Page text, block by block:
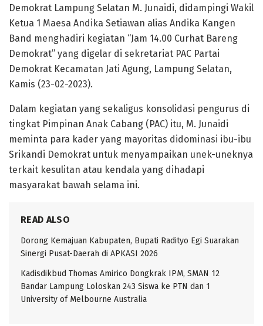
Demokrat Lampung Selatan M. Junaidi, didampingi Wakil
Ketua 1 Maesa Andika Setiawan alias Andika Kangen
Band menghadiri kegiatan “Jam 14.00 Curhat Bareng
Demokrat” yang digelar di sekretariat PAC Partai
Demokrat Kecamatan Jati Agung, Lampung Selatan,
Kamis (23-02-2023).
Dalam kegiatan yang sekaligus konsolidasi pengurus di
tingkat Pimpinan Anak Cabang (PAC) itu, M. Junaidi
meminta para kader yang mayoritas didominasi ibu-ibu
Srikandi Demokrat untuk menyampaikan unek-uneknya
terkait kesulitan atau kendala yang dihadapi
masyarakat bawah selama ini.
READ ALSO
Dorong Kemajuan Kabupaten, Bupati Radityo Egi Suarakan
Sinergi Pusat-Daerah di APKASI 2026
Kadisdikbud Thomas Amirico Dongkrak IPM, SMAN 12
Bandar Lampung Loloskan 243 Siswa ke PTN dan 1
University of Melbourne Australia